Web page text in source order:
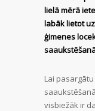
lielā mērā
labāk lietot
ģimenes
Lai
visbiežāk ir